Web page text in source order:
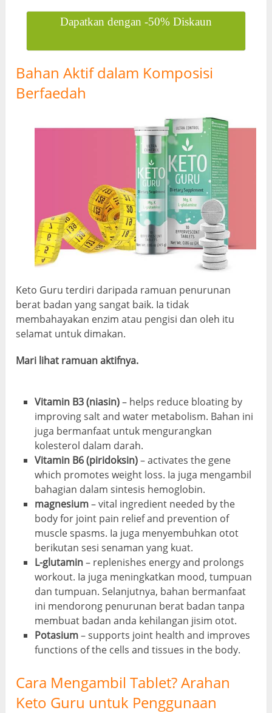
Dapatkan dengan -50% Diskaun
Bahan Aktif dalam Komposisi
Berfaedah
Keto Guru terdiri daripada ramuan penurunan
berat badan yang sangat baik. Ia tidak
membahayakan enzim atau pengisi dan oleh itu
selamat untuk dimakan.
Mari lihat ramuan aktifnya.
Vitamin B3 (niasin)– helps reduce bloating by
improving salt and water metabolism. Bahan ini
juga bermanfaat untuk mengurangkan
kolesterol dalam darah.
Vitamin B6 (piridoksin)–activates the gene
which promotes weight loss. Ia juga mengambil
bahagian dalam sintesis hemoglobin.
magnesium–vital ingredient needed by the
body for joint pain relief and prevention of
muscle spasms. Ia juga menyembuhkan otot
berikutan sesi senaman yang kuat.
L-glutamin– replenishes energy and prolongs
workout. Ia juga meningkatkan mood, tumpuan
dan tumpuan. Selanjutnya, bahan bermanfaat
ini mendorong penurunan berat badan tanpa
membuat badan anda kehilangan jisim otot.
Potasium–supports joint health and improves
functions of the cells and tissues in the body.
Cara Mengambil Tablet? Arahan
Keto Guru untuk Penggunaan